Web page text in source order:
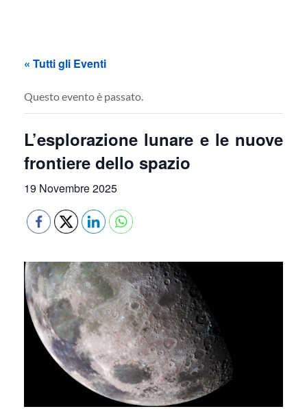
« Tutti gli Eventi
Questo evento è passato.
L’esplorazione lunare e le nuove
frontiere dello spazio
19 Novembre 2025